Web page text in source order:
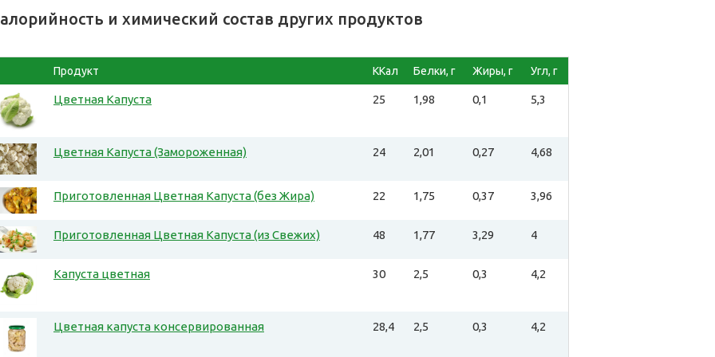
и химический состав других продуктов
Продукт ККал Белки, г Жиры, г Угл, г
Цветная Капуста 25 1,98 0,1 5,3
Цветная Капуста (Замороженная) 24 2,01 0,27 4,68
Приготовленная Цветная Капуста (без Жира) 22 1,75 0,37 3,96
Приготовленная Цветная Капуста (из Свежих) 48 1,77 3,29 4
Капуста цветная 30 2,5 0,3 4,2
Цветная капуста консервированная 28,4 2,5 0,3 4,2